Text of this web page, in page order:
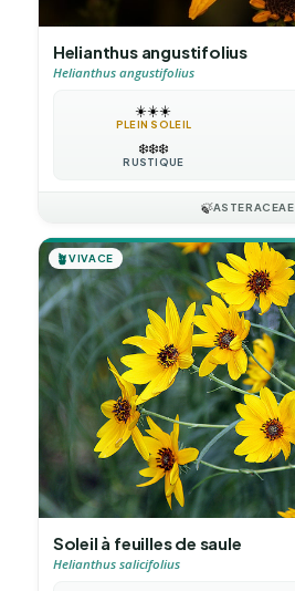
Helianthus angustifolius
Helianthus angustifolius
☀️☀️☀️
PLEIN SOLEIL
❄️❄️❄️
RUSTIQUE
🍃ASTERACEAE
🪴VIVACE
Soleil à feuilles de saule
Helianthus salicifolius